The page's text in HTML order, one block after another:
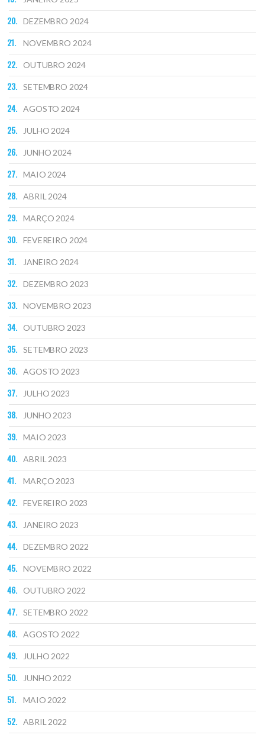
DEZEMBRO 2024
NOVEMBRO 2024
OUTUBRO 2024
SETEMBRO 2024
AGOSTO 2024
JULHO 2024
JUNHO 2024
MAIO 2024
ABRIL 2024
MARÇO 2024
FEVEREIRO 2024
JANEIRO 2024
DEZEMBRO 2023
NOVEMBRO 2023
OUTUBRO 2023
SETEMBRO 2023
AGOSTO 2023
JULHO 2023
JUNHO 2023
MAIO 2023
ABRIL 2023
MARÇO 2023
FEVEREIRO 2023
JANEIRO 2023
DEZEMBRO 2022
NOVEMBRO 2022
OUTUBRO 2022
SETEMBRO 2022
AGOSTO 2022
JULHO 2022
JUNHO 2022
MAIO 2022
ABRIL 2022